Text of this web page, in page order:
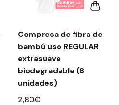
Compresa de fibra de
bambú uso REGULAR
extrasuave
biodegradable (8
unidades)
2,80€